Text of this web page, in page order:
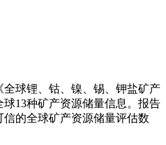
球锂、钴、镍、锡、钾盐矿产
13种矿产资源储量信息。报告
的全球矿产资源储量评估数